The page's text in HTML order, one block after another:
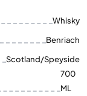
Whisky
Benriach
Scotland/Speyside
700
ML